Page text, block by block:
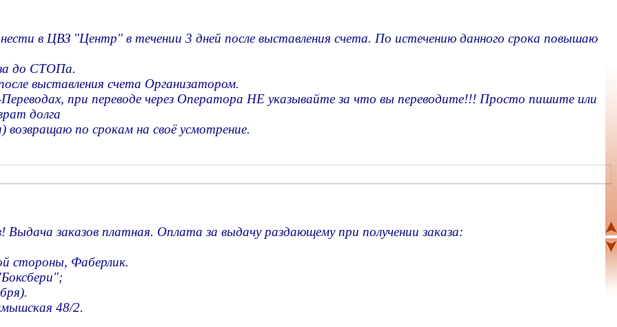
в ЦВЗ "Центр" в течении 3 дней после выставления счета. По истечению данного срока повышаю
до СТОПа.
выставления счета Организатором.
при переводе через Оператора НЕ указывайте за что вы переводите!!! Просто пишите или
долга
по срокам на своё усмотрение.
заказов платная. Оплата за выдачу раздающему при получении заказа:
стороны, Фаберлик.
48/2.